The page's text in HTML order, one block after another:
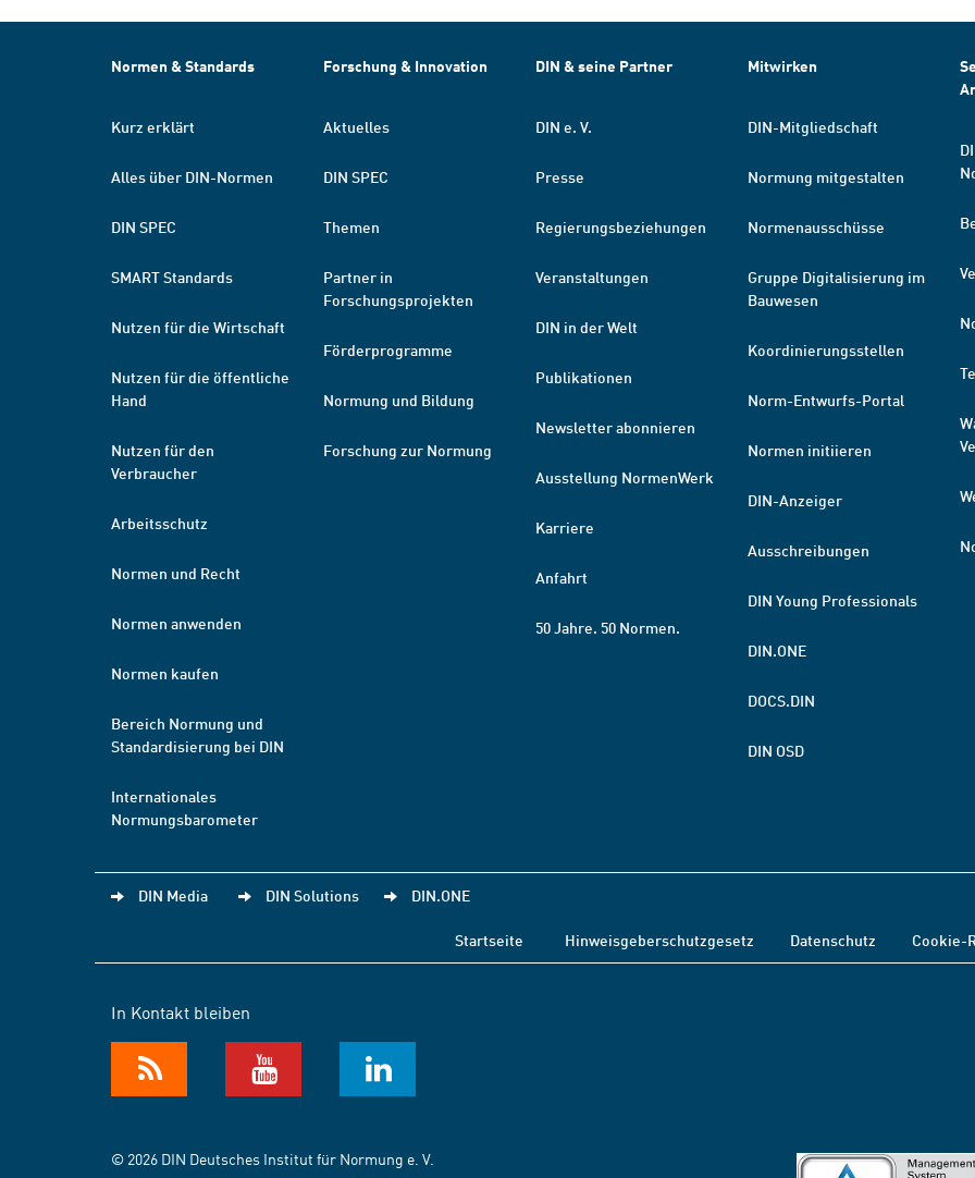
Normen & Standards
Kurz erklärt
Alles über DIN-Normen
DIN SPEC
SMART Standards
Nutzen für die Wirtschaft
Nutzen für die öffentliche
Hand
Nutzen für den
Verbraucher
Arbeitsschutz
Normen und Recht
Normen anwenden
Normen kaufen
Bereich Normung und
Standardisierung bei DIN
Internationales
Normungsbarometer
Forschung & Innovation
Aktuelles
DIN SPEC
Themen
Partner in
Forschungsprojekten
Förderprogramme
Normung und Bildung
Forschung zur Normung
DIN & seine Partner
DIN e. V.
Presse
Regierungsbeziehungen
Veranstaltungen
DIN in der Welt
Publikationen
Newsletter abonnieren
Ausstellung NormenWerk
Karriere
Anfahrt
50 Jahre. 50 Normen.
Mitwirken
DIN-Mitgliedschaft
Normung mitgestalten
Normenausschüsse
Gruppe Digitalisierung im
Bauwesen
Koordinierungsstellen
Norm-Entwurfs-Portal
Normen initiieren
DIN-Anzeiger
Ausschreibungen
DIN Young Professionals
DIN.ONE
DOCS.DIN
DIN OSD
DIN Media DIN Solutions DIN.ONE
Startseite Hinweisgeberschutzgesetz Datenschutz Cookie-
In Kontakt bleiben
© 2026 DIN Deutsches Institut für Normung e. V.